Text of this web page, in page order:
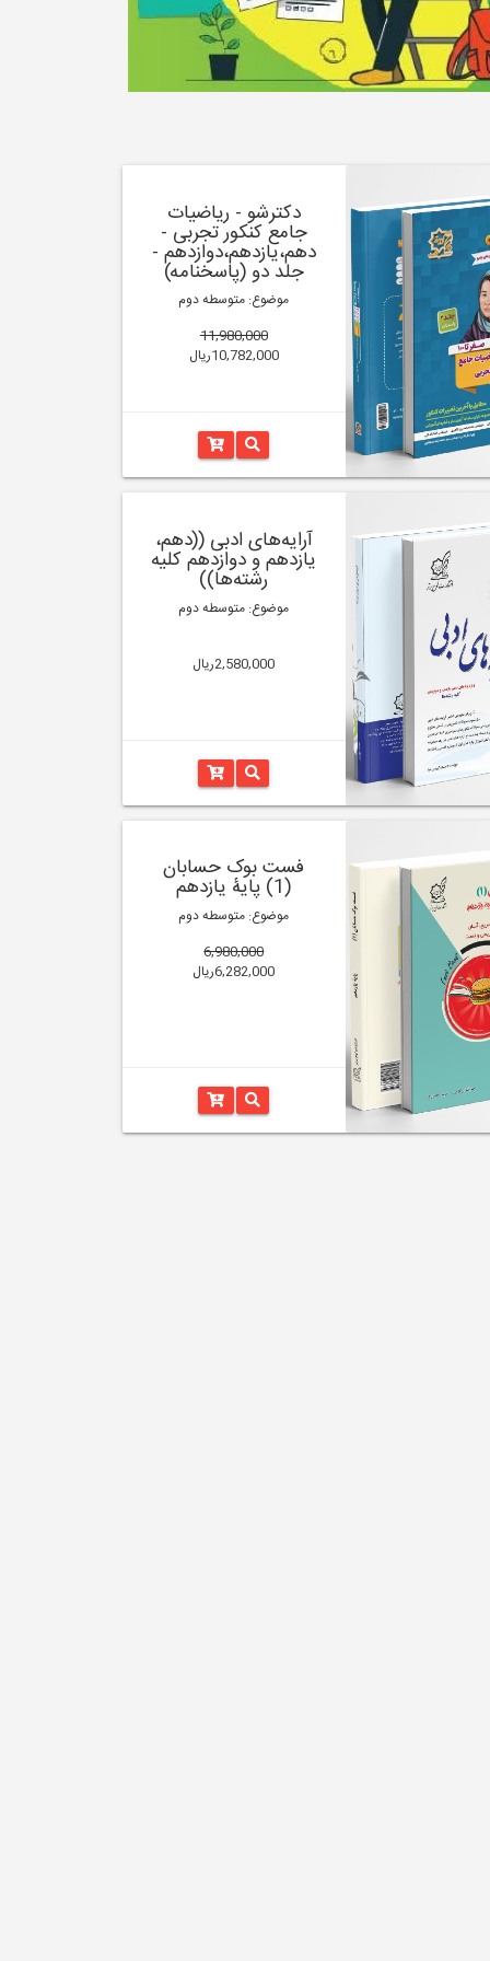
دکترشو - ریاضیات
جامع کنکور تجربی -
دهم،یازدهم،دوازدهم -
جلد دو (پاسخنامه)
موضوع: متوسطه دوم
11,980,000
10,782,000ریال
آرایه‌های ادبی ((دهم،
یازدهم و دوازدهم کلیه
رشته‌‌ها))
موضوع: متوسطه دوم
2,580,000ریال
فست بوک حسابان
(1) پایۀ یازدهم
موضوع: متوسطه دوم
6,980,000
6,282,000ریال